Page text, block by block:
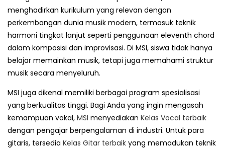
menghadirkan kurikulum yang relevan dengan
perkembangan dunia musik modern, termasuk teknik
harmoni tingkat lanjut seperti penggunaan eleventh chord
dalam komposisi dan improvisasi. Di MSI, siswa tidak hanya
belajar memainkan musik, tetapi juga memahami struktur
musik secara menyeluruh.
MSI juga dikenal memiliki berbagai program spesialisasi
yang berkualitas tinggi. Bagi Anda yang ingin mengasah
kemampuan vokal, MSI menyediakan Kelas Vocal terbaik
dengan pengajar berpengalaman di industri. Untuk para
gitaris, tersedia Kelas Gitar terbaik yang memadukan teknik